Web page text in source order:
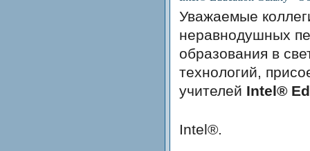
Уважаемые
неравнодушных
образования в
технологий,
учителей Intel®
Intel®.